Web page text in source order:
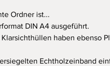
Ordner ist...
DIN A4 ausgeführt.
haben ebenso
Echtholzeinband